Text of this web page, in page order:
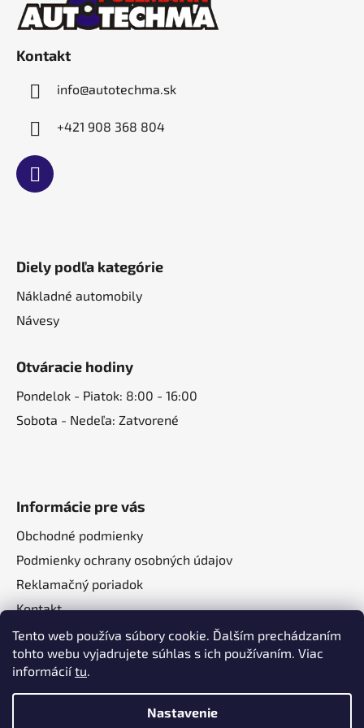
Tento web používa súbory cookie. Ďalším prechádzaním
tohto webu vyjadrujete súhlas s ich používaním. Viac
informáciítu.
Nastavenie
Kontakt
info@autotechma.sk
+421 908 368 804
Diely podľa kategórie
Nákladné automobily
Návesy
Otváracie hodiny
Pondelok - Piatok: 8:00 - 16:00
Sobota - Nedeľa: Zatvorené
Informácie pre vás
Obchodné podmienky
Podmienky ochrany osobných údajov
Reklamačný poriadok
Kontakt
O nás